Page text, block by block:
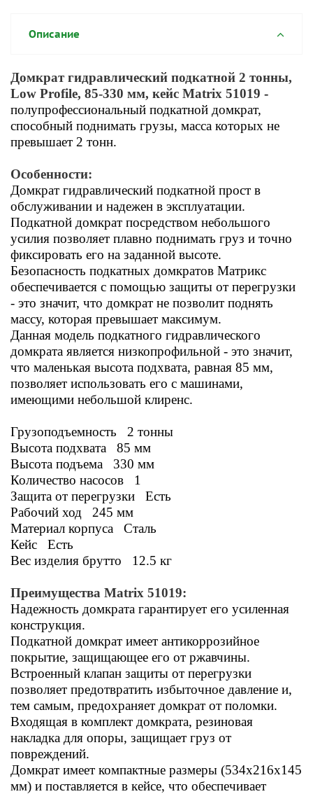
Описание
Домкрат гидравлический подкатной 2 тонны,
Low Profile, 85-330 мм, кейс Matrix 51019 -
полупрофессиональный подкатной домкрат,
способный поднимать грузы, масса которых не
превышает 2 тонн.
Особенности:
Домкрат гидравлический подкатной прост в
обслуживании и надежен в эксплуатации.
Подкатной домкрат посредством небольшого
усилия позволяет плавно поднимать груз и точно
фиксировать его на заданной высоте.
Безопасность подкатных домкратов Матрикс
обеспечивается с помощью защиты от перегрузки
- это значит, что домкрат не позволит поднять
массу, которая превышает максимум.
Данная модель подкатного гидравлического
домкрата является низкопрофильной - это значит,
что маленькая высота подхвата, равная 85 мм,
позволяет использовать его с машинами,
имеющими небольшой клиренс.
Грузоподъемность 2 тонны
Высота подхвата 85 мм
Высота подъема 330 мм
Количество насосов 1
Защита от перегрузки Есть
Рабочий ход 245 мм
Материал корпуса Сталь
Кейс Есть
Вес изделия брутто 12.5 кг
Преимущества Matrix 51019:
Надежность домкрата гарантирует его усиленная
конструкция.
Подкатной домкрат имеет антикоррозийное
покрытие, защищающее его от ржавчины.
Встроенный клапан защиты от перегрузки
позволяет предотвратить избыточное давление и,
тем самым, предохраняет домкрат от поломки.
Входящая в комплект домкрата, резиновая
накладка для опоры, защищает груз от
повреждений.
Домкрат имеет компактные размеры (534x216x145
мм) и поставляется в кейсе, что обеспечивает